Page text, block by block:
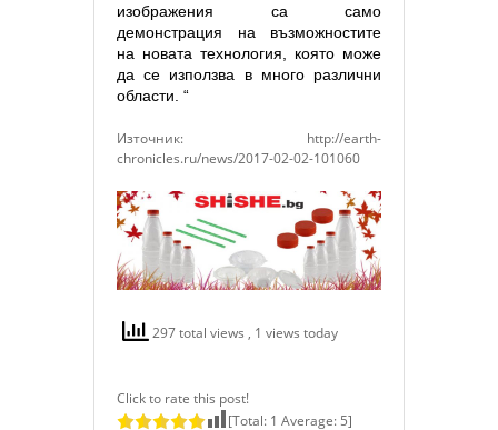
изображения са само
демонстрация на възможностите
на новата технология, която може
да се използва в много различни
области. “
Източник: http://earth-
chronicles.ru/news/2017-02-02-101060
297 total views , 1 views today
Click to rate this post!
[Total: 1 Average: 5]